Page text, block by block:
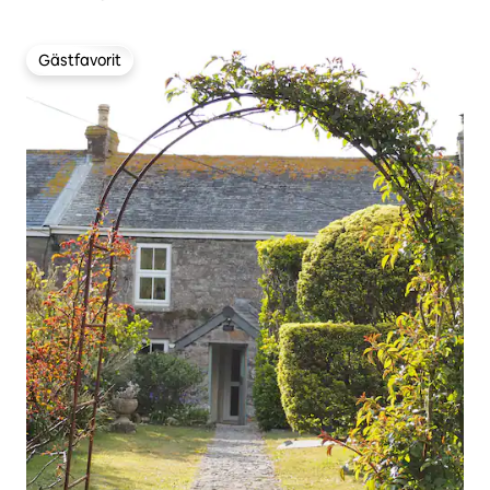
Gästfavorit
Gästfavorit